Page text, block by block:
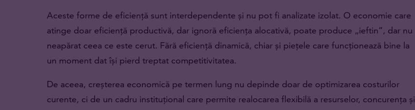
Aceste forme de eficiență sunt interdependente și nu pot fi analizate izolat. O economie care
atinge doar eficiență productivă, dar ignoră eficiența alocativă, poate produce „ieftin”, dar nu
neapărat ceea ce este cerut. Fără eficiență dinamică, chiar și piețele care funcționează bine la
un moment dat își pierd treptat competitivitatea.
De aceea, creșterea economică pe termen lung nu depinde doar de optimizarea costurilor
curente, ci de un cadru instituțional care permite realocarea flexibilă a resurselor, concurența și